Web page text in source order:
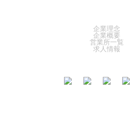
企業理念
企業概要
営業所一覧
求人情報